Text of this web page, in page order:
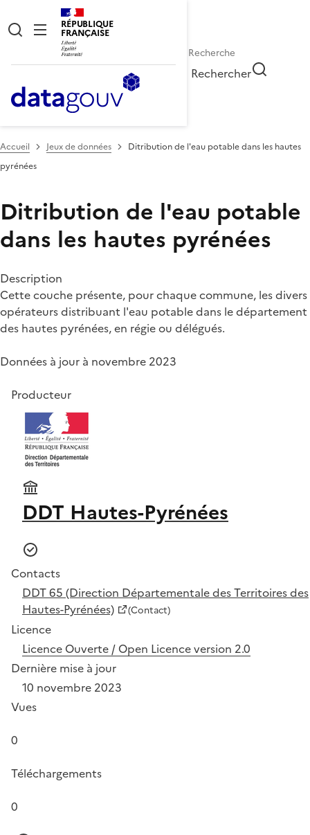
RÉPUBLIQUE
FRANÇAISE
Rechercher
Accueil Jeux de données
Ditribution de l'eau potable dans les hautes
pyrénées
Ditribution de l'eau potable
dans les hautes pyrénées
Description
Cette couche présente, pour chaque commune, les divers
opérateurs distribuant l'eau potable dans le département
des hautes pyrénées, en régie ou délégués.
Données à jour à novembre 2023
Producteur
DDT Hautes-Pyrénées
Contacts
DDT 65 (Direction Départementale des Territoires des
Hautes-Pyrénées)
(Contact)
Licence
Licence Ouverte / Open Licence version 2.0
Dernière mise à jour
10 novembre 2023
Vues
0
Téléchargements
0